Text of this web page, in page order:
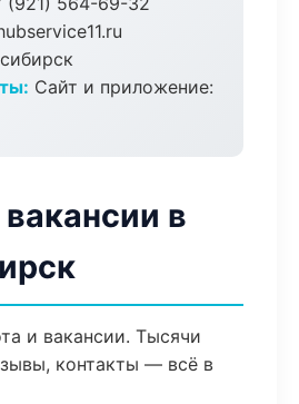
Сайт и приложение:
в
и вакансии. Тысячи
контакты — всё в